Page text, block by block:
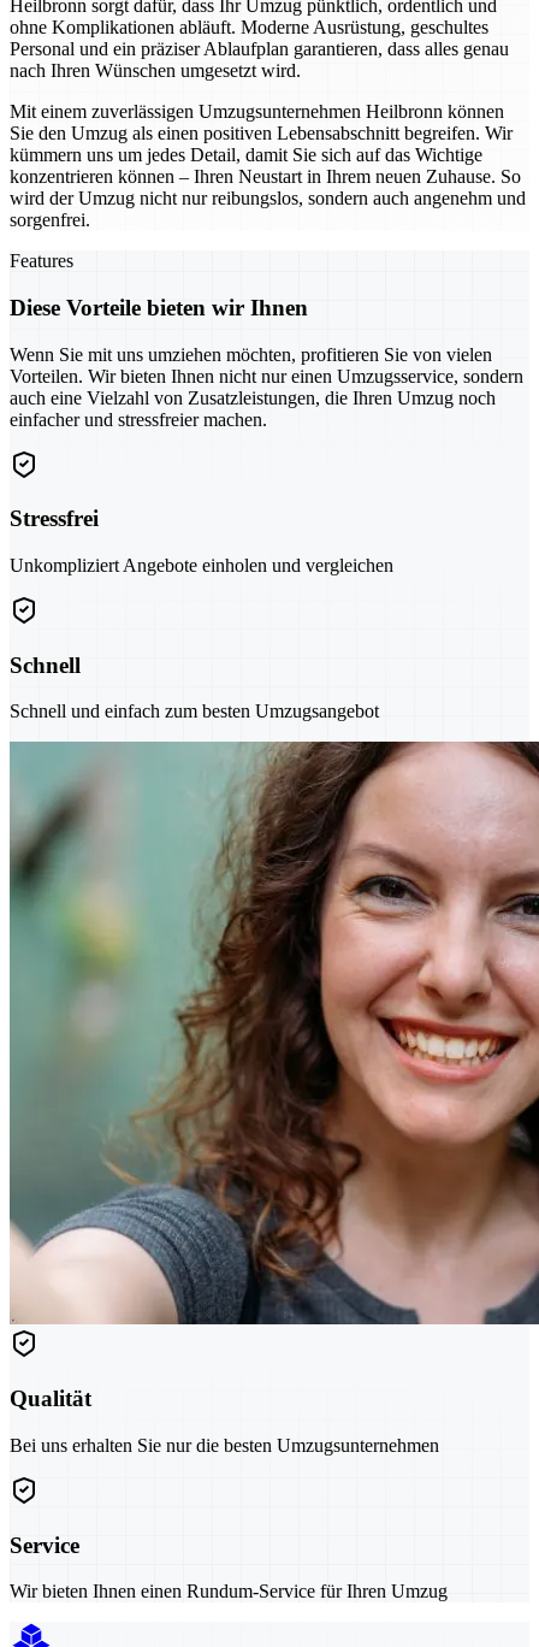
Heilbronn sorgt dafür, dass Ihr Umzug pünktlich, ordentlich und
ohne Komplikationen abläuft. Moderne Ausrüstung, geschultes
Personal und ein präziser Ablaufplan garantieren, dass alles genau
nach Ihren Wünschen umgesetzt wird.
Mit einem zuverlässigen Umzugsunternehmen Heilbronn können
Sie den Umzug als einen positiven Lebensabschnitt begreifen. Wir
kümmern uns um jedes Detail, damit Sie sich auf das Wichtige
konzentrieren können – Ihren Neustart in Ihrem neuen Zuhause. So
wird der Umzug nicht nur reibungslos, sondern auch angenehm und
sorgenfrei.
Features
Diese Vorteile bieten wir Ihnen
Wenn Sie mit uns umziehen möchten, profitieren Sie von vielen
Vorteilen. Wir bieten Ihnen nicht nur einen Umzugsservice, sondern
auch eine Vielzahl von Zusatzleistungen, die Ihren Umzug noch
einfacher und stressfreier machen.
Stressfrei
Unkompliziert Angebote einholen und vergleichen
Schnell
Schnell und einfach zum besten Umzugsangebot
Qualität
Bei uns erhalten Sie nur die besten Umzugsunternehmen
Service
Wir bieten Ihnen einen Rundum-Service für Ihren Umzug